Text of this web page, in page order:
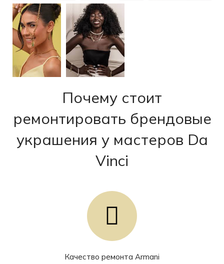
Почему стоит
ремонтировать брендовые
украшения у мастеров Da
Vinci
Качество ремонта Armani